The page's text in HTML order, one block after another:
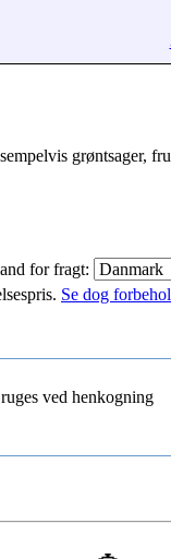
grøntsager,
for fragt:
Se dog
ved henkogning